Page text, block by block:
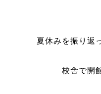
夏休みを振り返
校舎で開